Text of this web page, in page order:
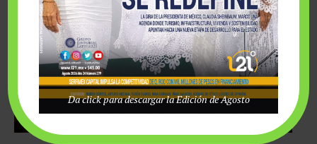
Da click para descargar la Edición de Agosto